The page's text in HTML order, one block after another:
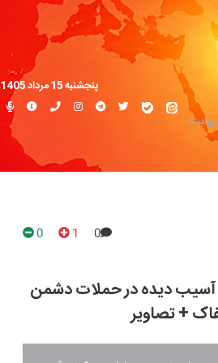
پنجشنبه 15 مرداد 1405
0
1
0
آسیب دیده در حملات دشمن
+ تصاویر